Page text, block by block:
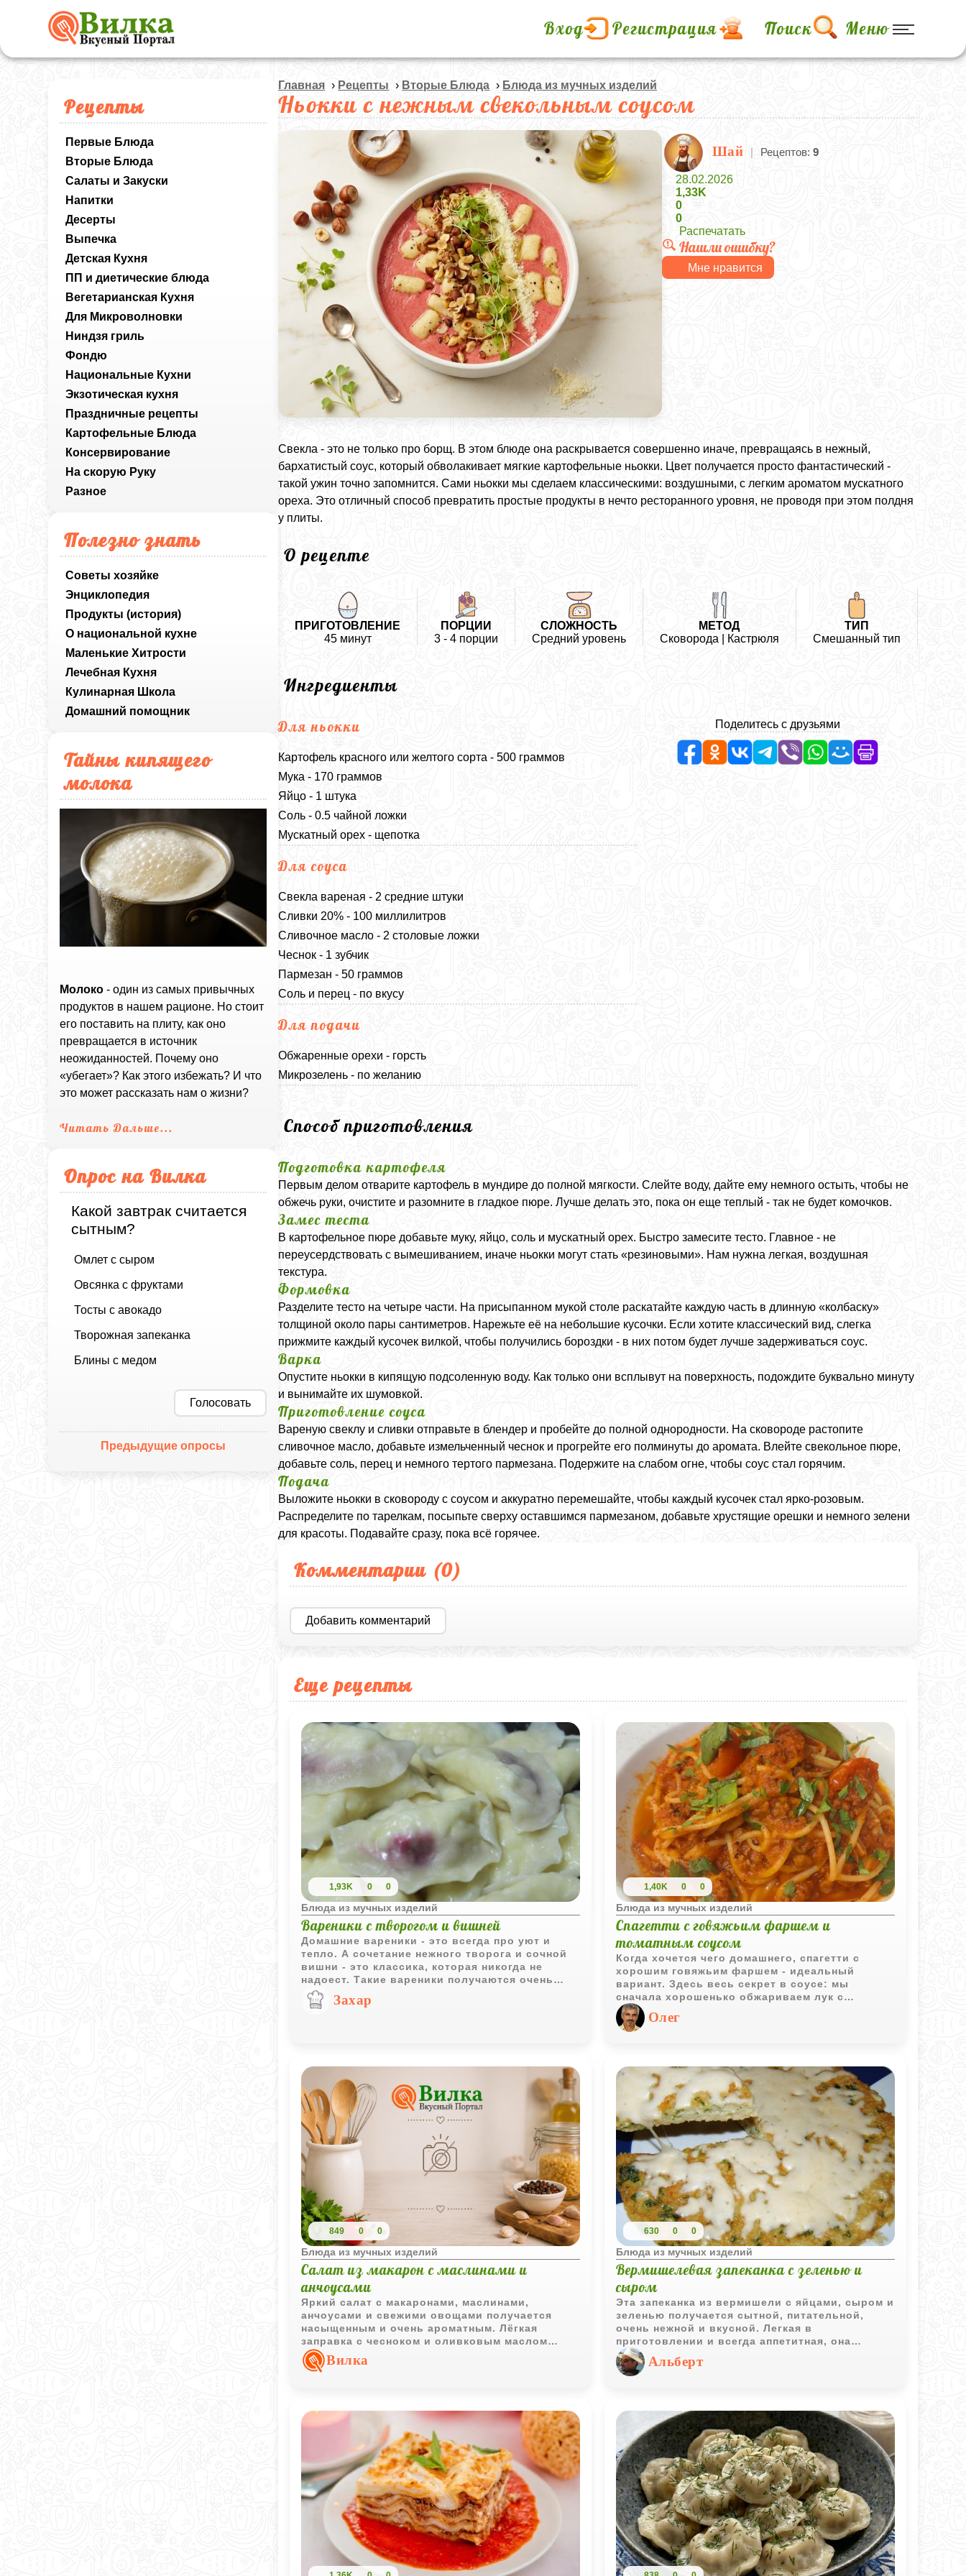
Вход Регистрация Поиск Меню
Рецепты
Первые Блюда
Вторые Блюда
Салаты и Закуски
Напитки
Десерты
Выпечка
Детская Кухня
ПП и диетические блюда
Вегетарианская Кухня
Для Микроволновки
Ниндзя гриль
Фондю
Национальные Кухни
Экзотическая кухня
Праздничные рецепты
Картофельные Блюда
Консервирование
На скорую Руку
Разное
Полезно знать
Советы хозяйке
Энциклопедия
Продукты (история)
О национальной кухне
Маленькие Хитрости
Лечебная Кухня
Кулинарная Школа
Домашний помощник
Тайны кипящего
молока
Молоко - один из самых привычных
продуктов в нашем рационе. Но стоит
его поставить на плиту, как оно
превращается в источник
неожиданностей. Почему оно
«убегает»? Как этого избежать? И что
это может рассказать нам о жизни?
Читать Дальше...
Опрос на Вилка
Какой завтрак считается
сытным?
Омлет с сыром
Овсянка с фруктами
Тосты с авокадо
Творожная запеканка
Блины с медом
Голосовать
Предыдущие опросы
Главная › Рецепты › Вторые Блюда › Блюда из мучных изделий
Ньокки с нежным свекольным соусом
Шай | Рецептов:9
28.02.2026
1,33K
0
0
Распечатать
Нашли ошибку?
Мне нравится
Свекла - это не только про борщ. В этом блюде она раскрывается совершенно иначе, превращаясь в нежный,
бархатистый соус, который обволакивает мягкие картофельные ньокки. Цвет получается просто фантастический -
такой ужин точно запомнится. Сами ньокки мы сделаем классическими: воздушными, с легким ароматом мускатного
ореха. Это отличный способ превратить простые продукты в нечто ресторанного уровня, не проводя при этом полдня
у плиты.
О рецепте
ПРИГОТОВЛЕНИЕ
45 минут
ПОРЦИИ
3 - 4 порции
СЛОЖНОСТЬ
Средний уровень
МЕТОД
Сковорода | Кастрюля
ТИП
Смешанный тип
Ингредиенты
Для ньокки
Картофель красного или желтого сорта - 500 граммов
Мука - 170 граммов
Яйцо - 1 штука
Соль - 0.5 чайной ложки
Мускатный орех - щепотка
Для соуса
Свекла вареная - 2 средние штуки
Сливки 20% - 100 миллилитров
Сливочное масло - 2 столовые ложки
Чеснок - 1 зубчик
Пармезан - 50 граммов
Соль и перец - по вкусу
Для подачи
Обжаренные орехи - горсть
Микрозелень - по желанию
Поделитесь с друзьями
Способ приготовления
Подготовка картофеля
Первым делом отварите картофель в мундире до полной мягкости. Слейте воду, дайте ему немного остыть, чтобы не
обжечь руки, очистите и разомните в гладкое пюре. Лучше делать это, пока он еще теплый - так не будет комочков.
Замес теста
В картофельное пюре добавьте муку, яйцо, соль и мускатный орех. Быстро замесите тесто. Главное - не
переусердствовать с вымешиванием, иначе ньокки могут стать «резиновыми». Нам нужна легкая, воздушная
текстура.
Формовка
Разделите тесто на четыре части. На присыпанном мукой столе раскатайте каждую часть в длинную «колбаску»
толщиной около пары сантиметров. Нарежьте её на небольшие кусочки. Если хотите классический вид, слегка
прижмите каждый кусочек вилкой, чтобы получились бороздки - в них потом будет лучше задерживаться соус.
Варка
Опустите ньокки в кипящую подсоленную воду. Как только они всплывут на поверхность, подождите буквально минуту
и вынимайте их шумовкой.
Приготовление соуса
Вареную свеклу и сливки отправьте в блендер и пробейте до полной однородности. На сковороде растопите
сливочное масло, добавьте измельченный чеснок и прогрейте его полминуты до аромата. Влейте свекольное пюре,
добавьте соль, перец и немного тертого пармезана. Подержите на слабом огне, чтобы соус стал горячим.
Подача
Выложите ньокки в сковороду с соусом и аккуратно перемешайте, чтобы каждый кусочек стал ярко-розовым.
Распределите по тарелкам, посыпьте сверху оставшимся пармезаном, добавьте хрустящие орешки и немного зелени
для красоты. Подавайте сразу, пока всё горячее.
Комментарии (0)
Добавить комментарий
Еще рецепты
1,93K 0 0
Блюда из мучных изделий
Вареники с творогом и вишней
Домашние вареники - это всегда про уют и
тепло. А сочетание нежного творога и сочной
вишни - это классика, которая никогда не
надоест. Такие вареники получаются очень
сытными и по-летнему яркими, даже если вы
используете замороженную ягоду.
Захар
1,40K 0 0
Блюда из мучных изделий
Спагетти с говяжьим фаршем и
томатным соусом
Когда хочется чего домашнего, спагетти с
хорошим говяжьим фаршем - идеальный
вариант. Здесь весь секрет в соусе: мы
сначала хорошенько обжариваем лук с
чесноком, чтобы пошел аромат, а потом даем
мясу пропитаться соком помидоров.
Использование консервированных томатов (те
добавляют приятную текстуру. Блюдо
получается очень основательным, как раз для
тех случаев, когда нужно плотно пообедать или
поужинать.
Олег
849 0 0
Блюда из мучных изделий
Салат из макарон с маслинами и
анчоусами
Яркий салат с макаронами, маслинами,
анчоусами и свежими овощами получается
насыщенным и очень ароматным. Лёгкая
заправка с чесноком и оливковым маслом
отлично объединяет все ингредиенты и делает
вкус более выразительным.
Вилка
630 0 0
Блюда из мучных изделий
Вермишелевая запеканка с зеленью и
сыром
Эта запеканка из вермишели с яйцами, сыром и
зеленью получается сытной, питательной,
очень нежной и вкусной. Легкая в
приготовлении и всегда аппетитная, она
порадует и детей, и взрослых. Подайте её с
любимыми соусами или свежими овощами, и
ваш стол будет выглядеть еще ярче и
Альберт